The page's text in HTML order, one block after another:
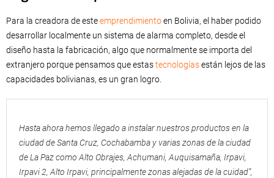
Para la creadora de esteemprendimientoen Bolivia, el haber podido
desarrollar localmente un sistema de alarma completo, desde el
diseño hasta la fabricación, algo que normalmente se importa del
extranjero porque pensamos que estastecnologíasestán lejos de las
capacidades bolivianas, es un gran logro.
Hasta ahora hemos llegado a instalar nuestros productos en la
ciudad de Santa Cruz, Cochabamba y varias zonas de la ciudad
de La Paz como Alto Obrajes, Achumani, Auquisamaña, Irpavi,
Irpavi 2, Alto Irpavi, principalmente zonas alejadas de la cuidad”,